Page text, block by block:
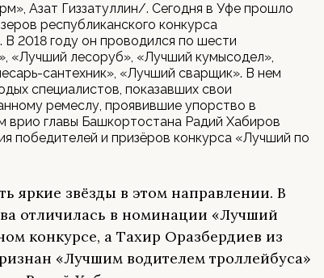
Азат Гиззатуллин/. Сегодня в Уфе прошло
республиканского конкурса
2018 году он проводился по шести
«Лучший лесоруб», «Лучший кумысодел»,
сантехник», «Лучший сварщик». В нем
специалистов, показавших свои
ремеслу, проявившие упорство в
врио главы Башкортостана Радий Хабиров
победителей и призёров конкурса «Лучший по
яркие звёзды в этом направлении. В
отличилась в номинации «Лучший
конкурсе, а Тахир Оразбердиев из
«Лучшим водителем троллейбуса»